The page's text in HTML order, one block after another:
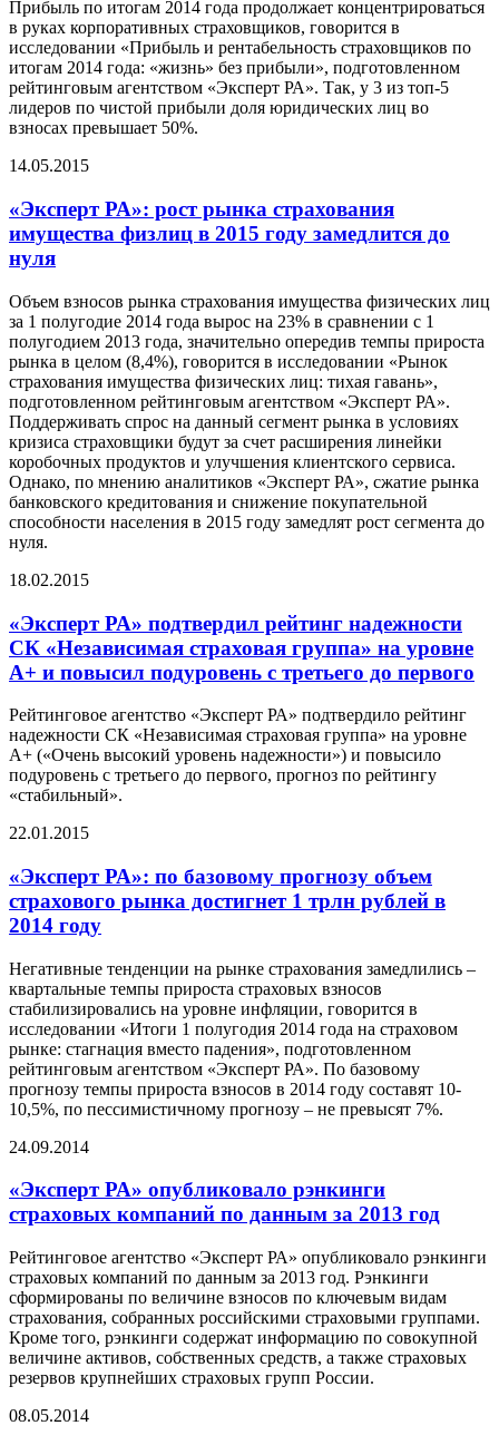
Прибыль по итогам 2014 года продолжает концентрироваться
в руках корпоративных страховщиков, говорится в
исследовании «Прибыль и рентабельность страховщиков по
итогам 2014 года: «жизнь» без прибыли», подготовленном
рейтинговым агентством «Эксперт РА». Так, у 3 из топ-5
лидеров по чистой прибыли доля юридических лиц во
взносах превышает 50%.
14.05.2015
«Эксперт РА»: рост рынка страхования
имущества физлиц в 2015 году замедлится до
нуля
Объем взносов рынка страхования имущества физических лиц
за 1 полугодие 2014 года вырос на 23% в сравнении с 1
полугодием 2013 года, значительно опередив темпы прироста
рынка в целом (8,4%), говорится в исследовании «Рынок
страхования имущества физических лиц: тихая гавань»,
подготовленном рейтинговым агентством «Эксперт РА».
Поддерживать спрос на данный сегмент рынка в условиях
кризиса страховщики будут за счет расширения линейки
коробочных продуктов и улучшения клиентского сервиса.
Однако, по мнению аналитиков «Эксперт РА», сжатие рынка
банковского кредитования и снижение покупательной
способности населения в 2015 году замедлят рост сегмента до
нуля.
18.02.2015
«Эксперт РА» подтвердил рейтинг надежности
СК «Независимая страховая группа» на уровне
А+ и повысил подуровень с третьего до первого
Рейтинговое агентство «Эксперт РА» подтвердило рейтинг
надежности СК «Независимая страховая группа» на уровне
А+ («Очень высокий уровень надежности») и повысило
подуровень с третьего до первого, прогноз по рейтингу
«стабильный».
22.01.2015
«Эксперт РА»: по базовому прогнозу объем
страхового рынка достигнет 1 трлн рублей в
2014 году
Негативные тенденции на рынке страхования замедлились –
квартальные темпы прироста страховых взносов
стабилизировались на уровне инфляции, говорится в
исследовании «Итоги 1 полугодия 2014 года на страховом
рынке: стагнация вместо падения», подготовленном
рейтинговым агентством «Эксперт РА». По базовому
прогнозу темпы прироста взносов в 2014 году составят 10-
10,5%, по пессимистичному прогнозу – не превысят 7%.
24.09.2014
«Эксперт РА» опубликовало рэнкинги
страховых компаний по данным за 2013 год
Рейтинговое агентство «Эксперт РА» опубликовало рэнкинги
страховых компаний по данным за 2013 год. Рэнкинги
сформированы по величине взносов по ключевым видам
страхования, собранных российскими страховыми группами.
Кроме того, рэнкинги содержат информацию по совокупной
величине активов, собственных средств, а также страховых
резервов крупнейших страховых групп России.
08.05.2014